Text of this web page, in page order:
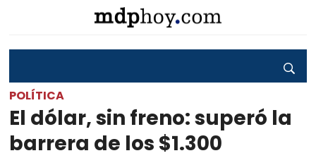
POLÍTICA
El dólar, sin freno: superó la
barrera de los $1.300